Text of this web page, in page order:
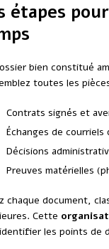
étapes
bien constitué
toutes les
Contrats signés et
Échanges de
Décisions
Preuves matérielles
chaque document,
Cette
les points de